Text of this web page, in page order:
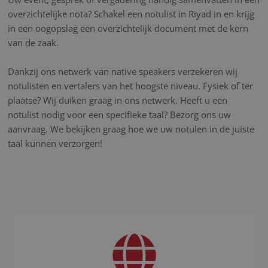
overzichtelijke nota? Schakel een notulist in Riyad in en krijg
in een oogopslag een overzichtelijk document met de kern
van de zaak.
Dankzij ons netwerk van native speakers verzekeren wij
notulisten en vertalers van het hoogste niveau. Fysiek of ter
plaatse? Wij duiken graag in ons netwerk. Heeft u een
notulist nodig voor een specifieke taal? Bezorg ons uw
aanvraag. We bekijken graag hoe we uw notulen in de juiste
taal kunnen verzorgen!